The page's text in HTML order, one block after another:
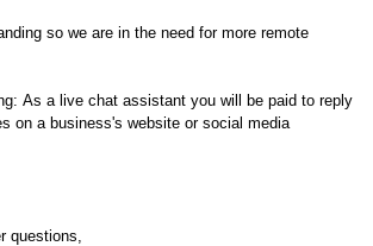
so we are in the need for more remote
As a live chat assistant you will be paid to reply
on a business's website or social media
questions,